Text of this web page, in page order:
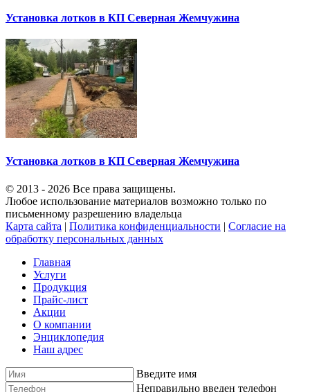
Установка лотков в КП Северная Жемчужина
Установка лотков в КП Северная Жемчужина
© 2013 - 2026 Все права защищены.
Любое использование материалов возможно только по
письменному разрешению владельца
Карта сайта | Политика конфиденциальности | Согласие на
обработку персональных данных
Главная
Услуги
Продукция
Прайс-лист
Акции
О компании
Энциклопедия
Наш адрес
Введите имя
Неправильно введен телефон